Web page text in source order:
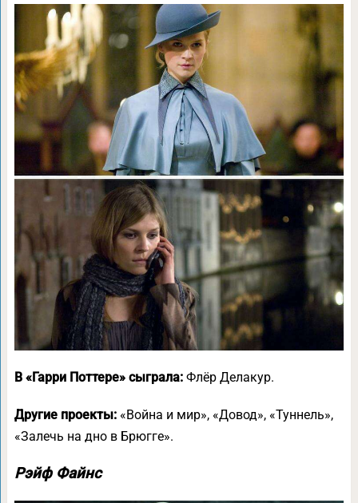
В «Гарри Поттере» сыграла:Флёр Делакур.
Другие проекты:«Война и мир», «Довод», «Туннель»,
«Залечь на дно в Брюгге».
Рэйф Файнс